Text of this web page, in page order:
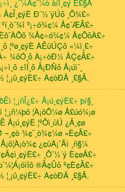
¿¨¼Â¢¨¼ò àíÌ¸¢ý È£§Ã
Å¢Î¸¢ýÈ Ð¨½´ýÚõ ¸Õ¾£÷
ºí¸ò¨¾î º¡÷ó¾¢¼ Å¢¨ÆÂ£÷
¾Å¢÷ó¾¢¼ Å¢ÕõÀ£÷
¦ºø¸¢ýÈ ÀÊüÚÇõ «¼ì¸£÷
¾õÓ¸õ À¡÷òÐ½ ÅÇ¢Â£÷
±îÍ¸õ Â¡ÐÑõ Å¡úì¨¸
¦¸¡û¸¢ýÈ£÷ À¢òÐÄ ¸£§Ã.
¦¸¡ñÎ¿£÷ Å¡ú¸¢ýÈ£÷ þí§¸
¦¸¡ñ¼þô ¦À¡öÔ¼ø Å£úó¾¡ø
Å¡ú¸¢ýÈ ¦ºÕì¸üÚ ¿Ã¸¢ø
¬¸¢ò ¾¢¨¸ò¾¢¼ø «È¢Â£÷
Å¡ö¦À¡ò¾¢ ¿¢üÀ¡¨Ãì ¸ñ§¼
º¢Ã¢ì¸¢ýÈ£÷ ¸Õ¨½´ý È¢øÄ£÷
®Â¢Ûõ º¢È¢Â£÷
¦¸¡û¸¢ýÈ£÷ À¢òÐÄ ¸£§Ã.